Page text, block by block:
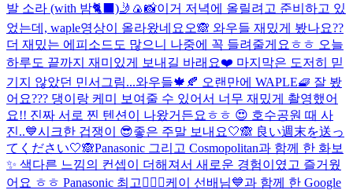
발 소라 (with 밤🐈‍⬛)🤳🍙📸이거 저녁에 올릴려고 준비하고 있
었는데, waple영상이 올라왔네요오🙈 와우들 재밌게 봤나요??
더 재밌는 에피소드도 많으니 나중에 꼭 들려줄게요ㅎㅎ 오늘
하루도 끝까지 재미있게 보내길 바래요❤️ 마지막은 도저히 믿
기지 않았던 민서그림...와우들🍁🍂 오랜만에 WAPLE🧇 잘 봤
어요??? 댕이랑 케미 보여줄 수 있어서 너무 재밌게 촬영했어
요!! 진짜 서로 찐 텐션이 나왔거든요ㅎㅎ 😍 호수공원 때 사
진..💙시크한 겁쟁이 😎좋은 주말 보내요🤍🙈 良い週末を送っ
てください🤍🙈Panasonic 그리고 Cosmopolitan과 함께 한 화보
✨ 색다른 느낌의 컨셉이 더해져서 새로운 경험이였고 즐거웠
어요 ㅎㅎ Panasonic 최고👍🏻💓케이 선배님💙과 함께 한 Google